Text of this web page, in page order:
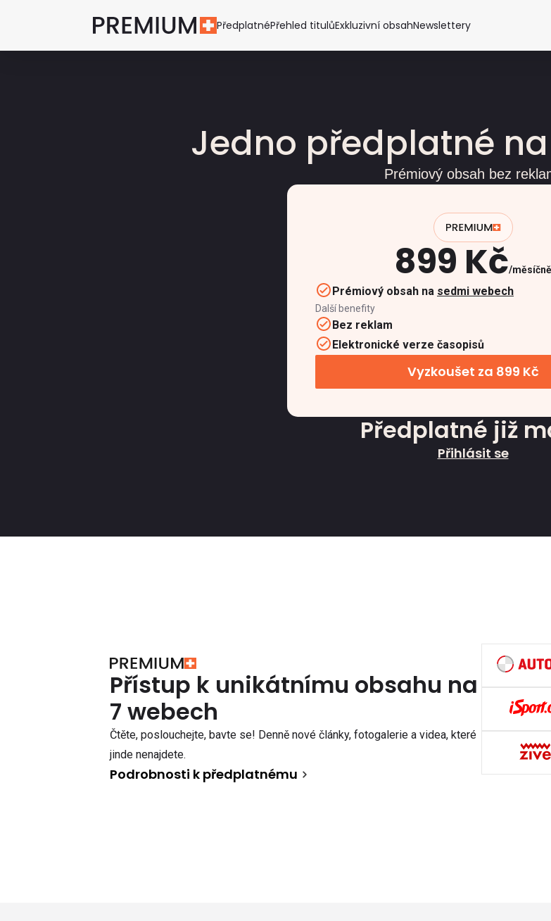
PředplatnéPřehled titulůExkluzivní obsahNewslettery
Jedno předplatné
Prémiový obsah bez
899 Kč měsíčně
Prémiový obsah na sedmi webech
Další benefity
Bez reklam
Elektronické verze časopisů
Vyzkoušet za 899 Kč
Předplatné již
Přihlásit se
Přístup k unikátnímu obsahu na
7 webech
Čtěte, poslouchejte, bavte se! Denně nové články, fotogalerie a videa, které
jinde nenajdete.
Podrobnosti k předplatnému